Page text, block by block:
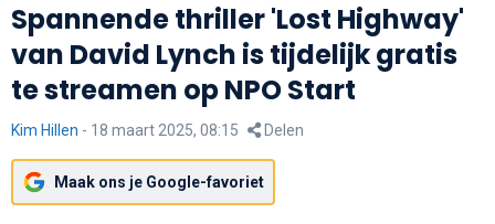
Spannende thriller 'Lost Highway'
van David Lynch is tijdelijk gratis
te streamen op NPO Start
Kim Hillen - 18 maart 2025, 08:15 Delen
Maak ons je Google-favoriet